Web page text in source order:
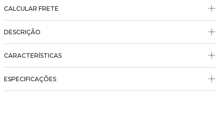
CALCULAR FRETE
DESCRIÇÃO
CARACTERÍSTICAS
ESPECIFICAÇÕES